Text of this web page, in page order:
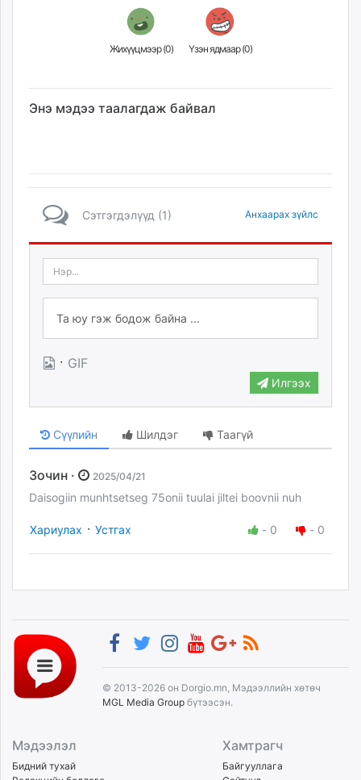
Жихүүцмээр (0) Үзэн ядмаар (0)
Энэ мэдээ таалагдаж байвал
Сэтгэгдэлүүд (1) Анхаарах зүйлс
· GIF
Илгээх
Сүүлийн Шилдэг Таагүй
Зочин · 2025/04/21
Daisogiin munhtsetseg 75onii tuulai jiltei boovnii nuh
Хариулах · Устгах - 0 - 0
© 2013-2026 он Dorgio.mn, Мэдээллийн хөтөч
MGL Media Group бүтээсэн.
Мэдээлэл
Бидний тухай
Хамтрагч
Байгууллага